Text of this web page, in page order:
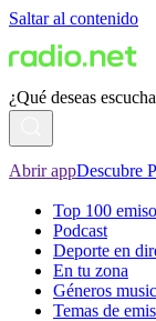
Saltar al contenido
¿Qué deseas
Abrir appDescubre
Top 100
Podcast
Deporte en
En tu zona
Géneros
Temas de